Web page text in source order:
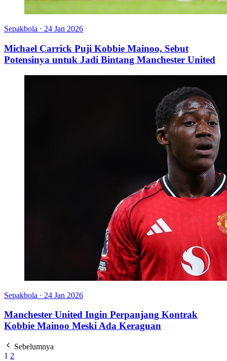
Sepakbola · 24 Jan 2026
Michael Carrick Puji Kobbie Mainoo, Sebut
Potensinya untuk Jadi Bintang Manchester United
Sepakbola · 24 Jan 2026
Manchester United Ingin Perpanjang Kontrak
Kobbie Mainoo Meski Ada Keraguan
Sebelumnya
1 2